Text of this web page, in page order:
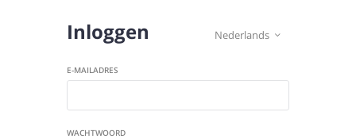
Nederlands 
Inloggen
E-MAILADRES
WACHTWOORD